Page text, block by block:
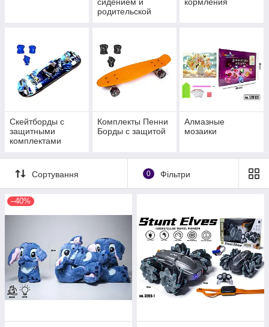
сидением и
родительской
кормления
Скейтборды с
защитными
комплектами
Комплекты Пенни
Борды с защитой
Алмазные
мозаики
Сортування 0 Фільтри
–40%